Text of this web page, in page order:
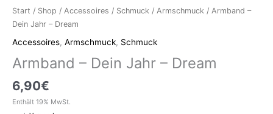
Start / Shop / Accessoires / Schmuck / Armschmuck / Armband –
Dein Jahr – Dream
Accessoires, Armschmuck, Schmuck
Armband – Dein Jahr – Dream
6,90€
Enthält 19% MwSt.